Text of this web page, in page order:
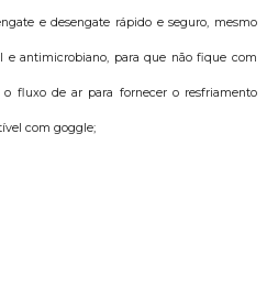
e desengate rápido e seguro, mesmo
e antimicrobiano, para que não fique com
fluxo de ar para fornecer o resfriamento
com goggle;